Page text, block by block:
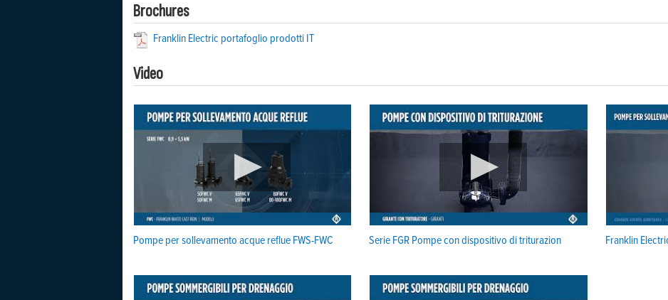
Brochures
Franklin Electric portafoglio prodotti IT
Video
Pompe per sollevamento acque reflue FWS-FWC Serie FGR Pompe con dispositivo di triturazion Franklin